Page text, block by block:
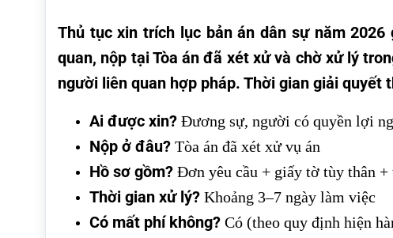
Thủ tục xin trích lục bản án dân sự năm
quan, nộp tại Tòa án đã xét xử và chờ xử lý
người liên quan hợp pháp. Thời gian giải quyết
Ai được xin? Đương sự, người có quyền lợi
Nộp ở đâu? Tòa án đã xét xử vụ án
Hồ sơ gồm? Đơn yêu cầu + giấy tờ tùy thân
Thời gian xử lý? Khoảng 3–7 ngày làm việc
Có mất phí không? Có (theo quy định hiện